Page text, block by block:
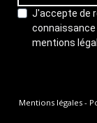
J'accepte de
mentions
Mentions légales -